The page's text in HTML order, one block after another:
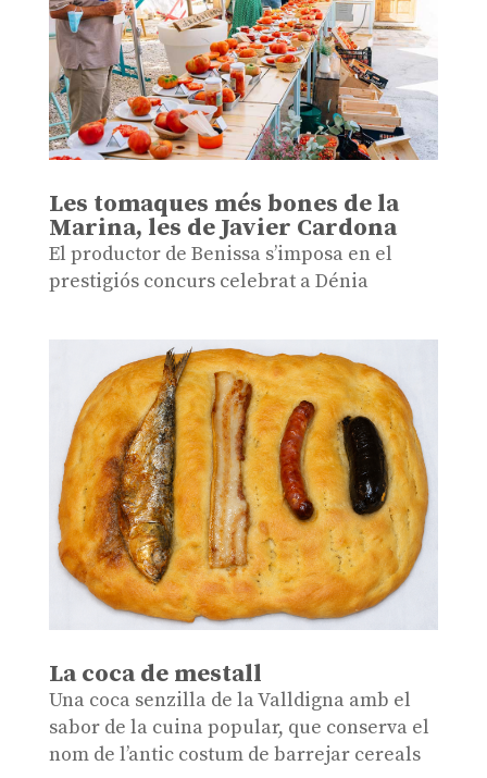
Les tomaques més bones de la
Marina, les de Javier Cardona
El productor de Benissa s’imposa en el
prestigiós concurs celebrat a Dénia
La coca de mestall
Una coca senzilla de la Valldigna amb el
sabor de la cuina popular, que conserva el
nom de l’antic costum de barrejar cereals